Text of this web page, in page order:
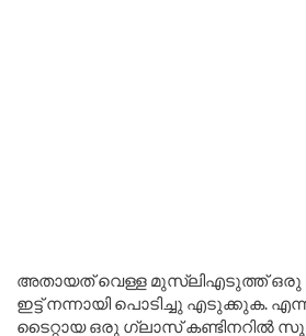
അതായത് വെള്ള മുസ്‌ലിഎടുത്ത് ഒരു
ഇട്ട് നന്നായി പൊടിച്ചു എടുക്കുക.
ടൈറ്റായ ഒരു ഗ്ലാസ് കണ്ടിനറിൽ